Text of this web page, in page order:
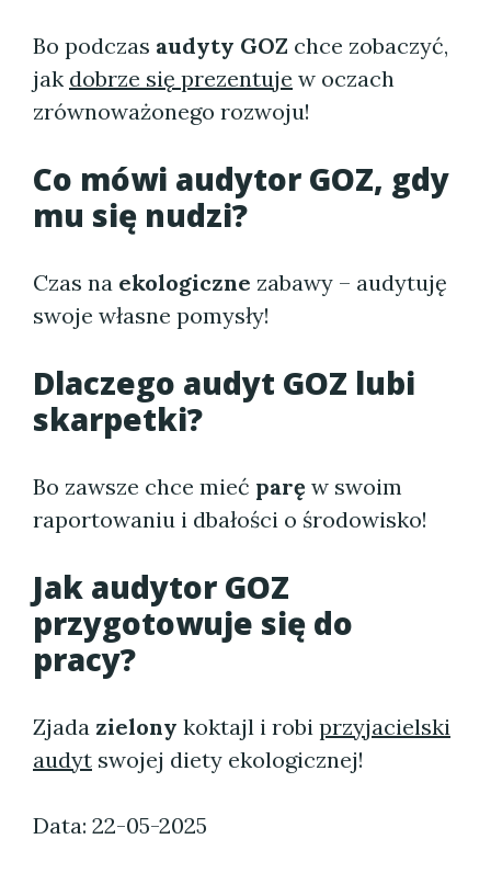
Bo podczas audyty GOZ chce zobaczyć,
jak dobrze się prezentuje w oczach
zrównoważonego rozwoju!
Co mówi audytor GOZ, gdy
mu się nudzi?
Czas na ekologiczne zabawy – audytuję
swoje własne pomysły!
Dlaczego audyt GOZ lubi
skarpetki?
Bo zawsze chce mieć parę w swoim
raportowaniu i dbałości o środowisko!
Jak audytor GOZ
przygotowuje się do
pracy?
Zjada zielony koktajl i robi przyjacielski
audyt swojej diety ekologicznej!
Data: 22-05-2025